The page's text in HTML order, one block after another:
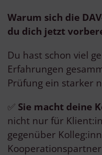
Warum sich die
du dich jetzt
Du hast schon viel
Erfahrungen
Prüfung ein starker
✅ Sie macht deine
nicht nur für
gegenüber